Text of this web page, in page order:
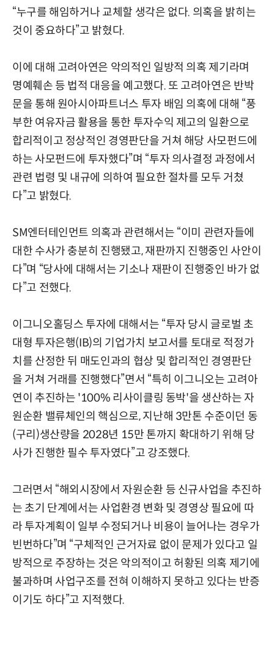
“누구를 해임하거나 교체할 생각은 없다. 의혹을 밝히는
것이 중요하다”고 밝혔다.
이에 대해 고려아연은 악의적인 일방적 의혹 제기라며
명예훼손 등 법적 대응을 예고했다. 또 고려아연은 반박
문을 통해 원아시아파트너스 투자 배임 의혹에 대해 “풍
부한 여유자금 활용을 통한 투자수익 제고의 일환으로
합리적이고 정상적인 경영판단을 거쳐 해당 사모펀드에
하는 사모펀드에 투자했다”며 “투자 의사결정 과정에서
관련 법령 및 내규에 의하여 필요한 절차를 모두 거쳤
다”고 밝혔다.
SM엔터테인먼트 의혹과 관련해서는 “이미 관련자들에
대한 수사가 충분히 진행됐고, 재판까지 진행중인 사안이
다”며 “당사에 대해서는 기소나 재판이 진행중인 바가 없
다”고 전했다.
이그니오홀딩스 투자에 대해서는 “투자 당시 글로벌 초
대형 투자은행(IB)의 기업가치 보고서를 토대로 적정가
치를 산정한 뒤 매도인과의 협상 및 합리적인 경영판단
을 거쳐 거래를 진행했다”면서 “특히 이그니오는 고려아
연이 추진하는 '100% 리사이클링 동박'을 생산하는 자
원순환 밸류체인의 핵심으로, 지난해 3만톤 수준이던 동
(구리)생산량을 2028년 15만 톤까지 확대하기 위해 당
사가 진행한 필수 투자였다”고 강조했다.
그러면서 “해외시장에서 자원순환 등 신규사업을 추진하
는 초기 단계에서는 사업환경 변화 및 경영상 필요에 따
라 투자계획이 일부 수정되거나 비용이 늘어나는 경우가
빈번하다”며 “구체적인 근거자료 없이 문제가 있다고 일
방적으로 주장하는 것은 악의적이고 허황된 의혹 제기에
불과하며 사업구조를 전혀 이해하지 못하고 있다는 반증
이기도 하다”고 지적했다.